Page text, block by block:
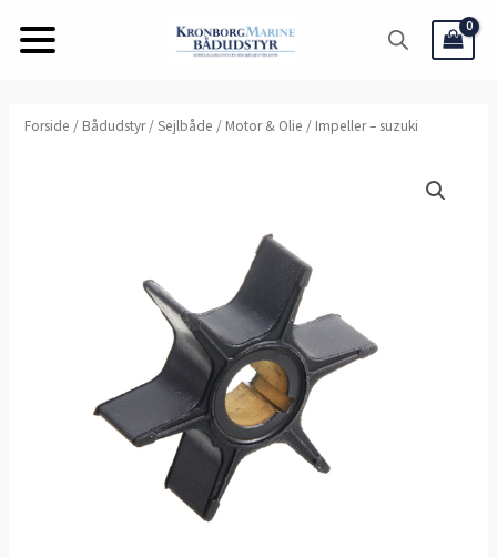
Forside / Bådudstyr/Sejlbåde / Motor & Olie / Impeller – suzuki
Impeller